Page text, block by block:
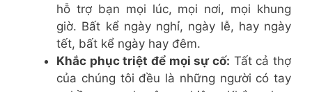
hỗ trợ bạn mọi lúc, mọi nơi, mọi khung
giờ. Bất kể ngày nghỉ, ngày lễ, hay ngày
tết, bất kể ngày hay đêm.
Khắc phục triệt để mọi sự cố: Tất cả thợ
của chúng tôi đều là những người có tay